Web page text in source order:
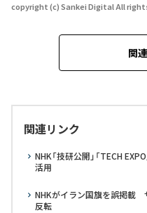
copyright (c) Sankei Digital All
関
関連リンク
NHK「技研公開」「TECH
活用
NHKがイラン国旗を誤掲載
反転